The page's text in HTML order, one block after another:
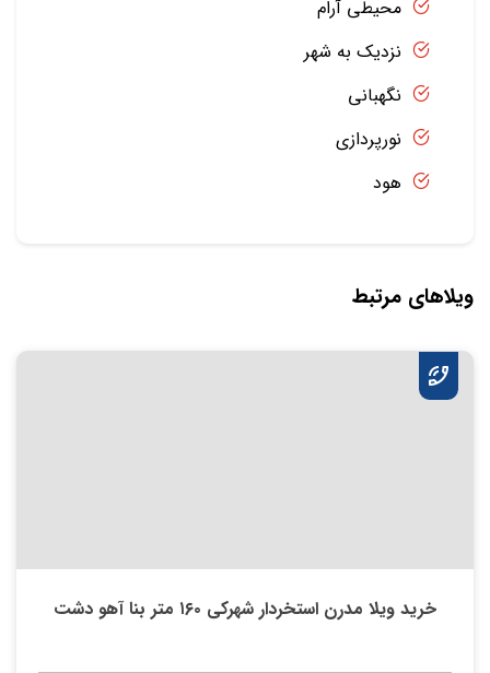
محیطی آرام
نزدیک به شهر
نگهبانی
نورپردازی
هود
ویلاهای مرتبط
خرید ویلا مدرن استخردار شهرکی ۱۶۰ متر بنا آهو دشت